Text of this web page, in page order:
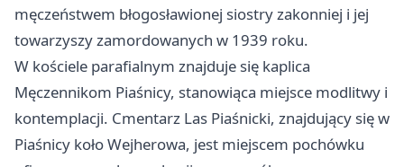
męczeństwem błogosławionej siostry zakonniej i jej
towarzyszy zamordowanych w 1939 roku.
W kościele parafialnym znajduje się kaplica
Męczennikom Piaśnicy, stanowiąca miejsce modlitwy i
kontemplacji. Cmentarz Las Piaśnicki, znajdujący się w
Piaśnicy koło Wejherowa, jest miejscem pochówku